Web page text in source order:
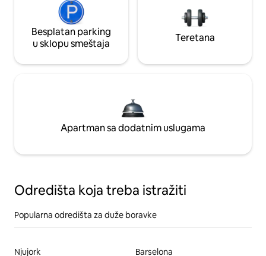
Besplatan parking
u sklopu smeštaja
Teretana
Apartman sa dodatnim uslugama
Odredišta koja treba istražiti
Popularna odredišta za duže boravke
Njujork
Barselona